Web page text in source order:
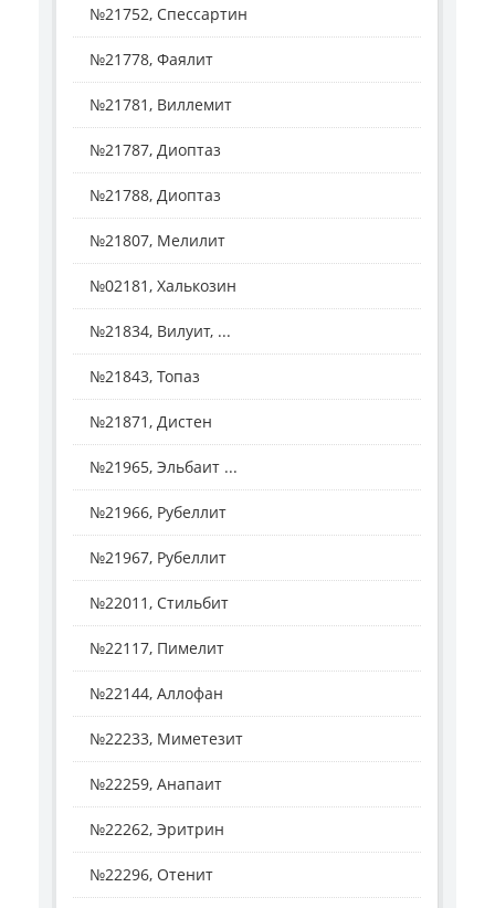
№21752, Спессартин
№21778, Фаялит
№21781, Виллемит
№21787, Диоптаз
№21788, Диоптаз
№21807, Мелилит
№02181, Халькозин
№21834, Вилуит, ...
№21843, Топаз
№21871, Дистен
№21965, Эльбаит ...
№21966, Рубеллит
№21967, Рубеллит
№22011, Стильбит
№22117, Пимелит
№22144, Аллофан
№22233, Миметезит
№22259, Анапаит
№22262, Эритрин
№22296, Отенит